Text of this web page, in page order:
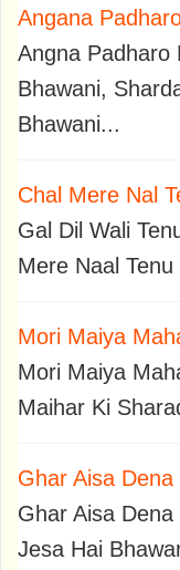
Angana
Angna Padharo
Bhawani,
Bhawani...
Chal Mere Nal
Gal Dil Wali
Mere Naal
Mori Maiya
Mori Maiya
Maihar Ki
Ghar Aisa Dena
Ghar Aisa
Jesa Hai